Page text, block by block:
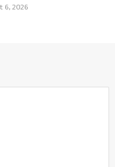
6, 2026